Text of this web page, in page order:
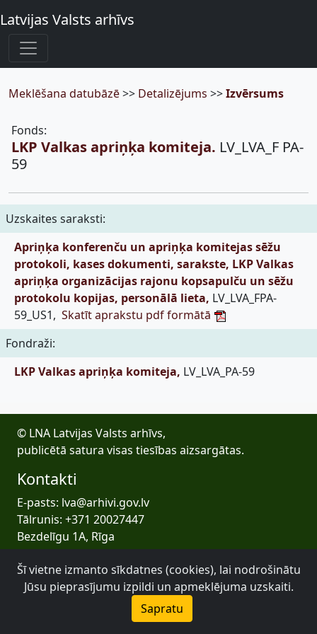
Latvijas Valsts arhīvs
Meklēšana datubāzē>> Detalizējums >>Izvērsums
Fonds:
LKP Valkas apriņķa komiteja. LV_LVA_F PA-
59
Uzskaites saraksti:
Apriņķa konferenču un apriņķa komitejas sēžu
protokoli, kases dokumenti, sarakste, LKP Valkas
apriņķa organizācijas rajonu kopsapulču un sēžu
protokolu kopijas, personālā lieta, LV_LVA_FPA-
59_US1, Skatīt aprakstu pdf formātā
Fondraži:
LKP Valkas apriņķa komiteja, LV_LVA_PA-59
© LNA Latvijas Valsts arhīvs,
publicētā satura visas tiesības aizsargātas.
Kontakti
E-pasts: lva@arhivi.gov.lv
Tālrunis: +371 20027447
Bezdelīgu 1A, Rīga
Latvijas Valsts arhīvs
Šī vietne izmanto sīkdatnes (cookies), lai nodrošinātu
Jūsu pieprasījumu izpildi un apmeklējuma uzskaiti.
Sapratu